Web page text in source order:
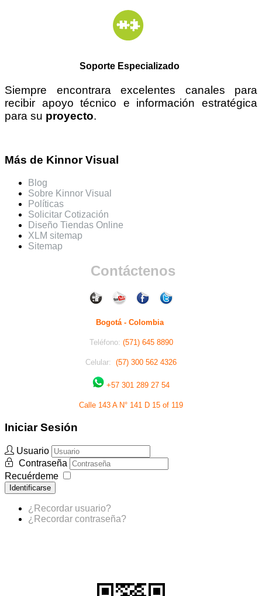
Soporte Especializado
Siempre encontrara excelentes canales para
recibir apoyo técnico e información estratégica
para su proyecto.
Más de Kinnor Visual
Blog
Sobre Kinnor Visual
Políticas
Solicitar Cotización
Diseño Tiendas Online
XLM sitemap
Sitemap
Contáctenos
Bogotá - Colombia
Teléfono: (571) 645 8890
Celular: (57) 300 562 4326
+57 301 289 27 54
Calle 143 A N° 141 D 15 of 119
Iniciar Sesión
Usuario
Contraseña
Recuérdeme
Identificarse
¿Recordar usuario?
¿Recordar contraseña?